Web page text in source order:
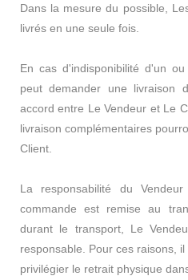
Dans la mesure du possible,
livrés en une seule fois.
En cas d'indisponibilité d'un
peut demander une livraison
accord entre Le Vendeur et Le
livraison complémentaires
Client.
La responsabilité du
commande est remise au
durant le transport, Le
responsable. Pour ces raisons,
privilégier le retrait physique